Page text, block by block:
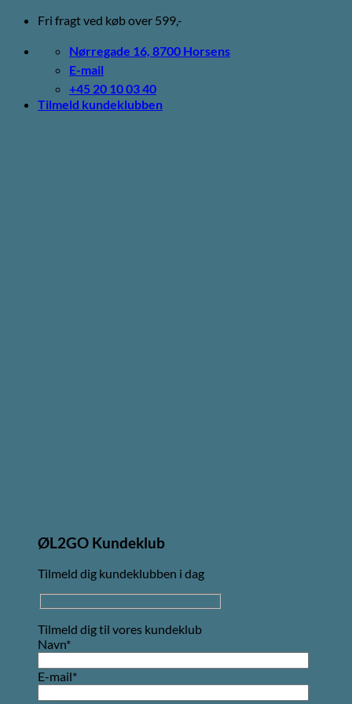
Fortsæt
indhold
Fri fragt ved køb over 599,-
Nørregade 16, 8700 Horsens
E-mail
+45 20 10 03 40
Tilmeld kundeklubben
ØL2GO Kundeklub
Tilmeld dig kundeklubben i dag
Tilmeld dig til vores kundeklub
Navn*
E-mail*